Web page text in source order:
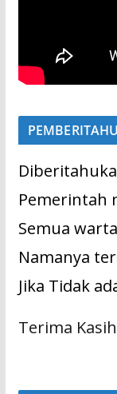
Pemerintah
Semua
Namanya
Jika Tidak
Terima